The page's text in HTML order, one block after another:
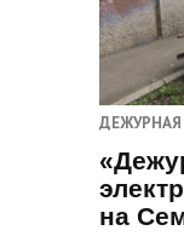
ДЕЖУРНАЯ
на